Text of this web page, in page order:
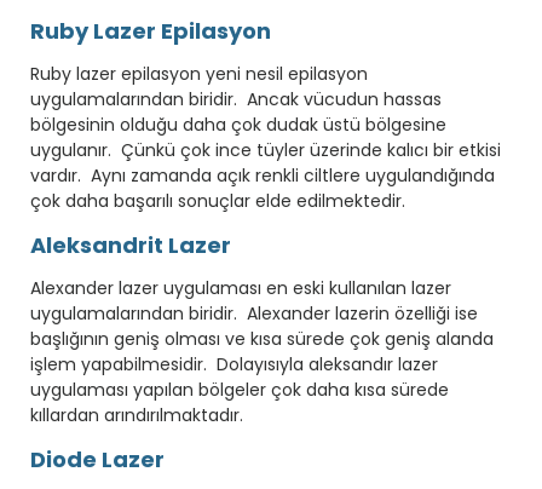
Ruby Lazer Epilasyon
Ruby lazer epilasyon yeni nesil epilasyon
uygulamalarından biridir. Ancak vücudun hassas
bölgesinin olduğu daha çok dudak üstü bölgesine
uygulanır. Çünkü çok ince tüyler üzerinde kalıcı bir etkisi
vardır. Aynı zamanda açık renkli ciltlere uygulandığında
çok daha başarılı sonuçlar elde edilmektedir.
Aleksandrit Lazer
Alexander lazer uygulaması en eski kullanılan lazer
uygulamalarından biridir. Alexander lazerin özelliği ise
başlığının geniş olması ve kısa sürede çok geniş alanda
işlem yapabilmesidir. Dolayısıyla aleksandır lazer
uygulaması yapılan bölgeler çok daha kısa sürede
kıllardan arındırılmaktadır.
Diode Lazer